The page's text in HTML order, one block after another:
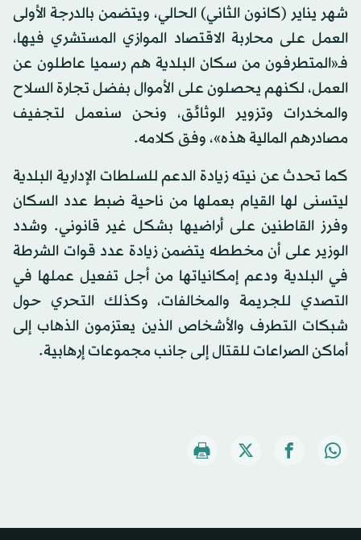
شهر يناير (كانون الثاني) الحالي، ويتضمن بالدرجة الأولى
العمل على محاربة الاقتصاد الموازي المستشري فيها،
فـ«المتطرفون من سكان البلدية هم رسميا عاطلون عن
العمل، لكنهم يحصلون على الأموال بفضل تجارة السلاح
والمخدرات وتزوير الوثائق، ونحن سنعمل لتجفيف
مصادرهم المالية هذه»، وفق كلامه.
كما تحدث عن نيته زيادة الدعم للسلطات الإدارية البلدية
ليتسنى لها القيام بعملها من ناحية ضبط عدد السكان
وفرز القاطنين على أراضيها بشكل غير قانوني. وشدد
الوزير على أن مخططه يتضمن زيادة عدد قوات الشرطة
في البلدية ودعم إمكانياتها من أجل تفعيل عملها في
التصدي للجريمة والمخالفات، وكذلك التحري حول
شبكات التطرف والأشخاص الذين يعتزمون الذهاب إلى
أماكن الصراعات للقتال إلى جانب مجموعات إرهابية.